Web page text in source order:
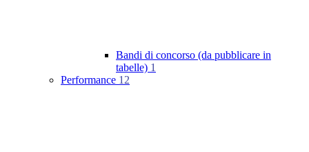
Bandi di concorso (da pubblicare in
tabelle) 1
Performance 12